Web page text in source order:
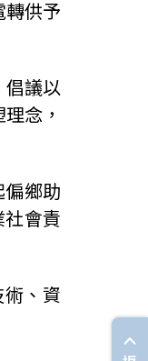
轉供予
倡議以
念，
鄉助
社會責
、資